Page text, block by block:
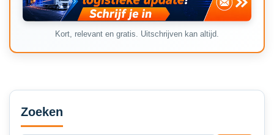
Kort, relevant en gratis. Uitschrijven kan altijd.
Secondary
Sidebar
Zoeken